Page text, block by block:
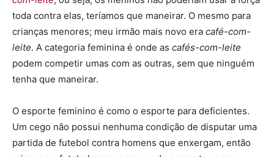
toda contra elas, teríamos que maneirar. O mesmo para
crianças menores; meu irmão mais novo era café-com-
leite. A categoria feminina é onde as cafés-com-leite
podem competir umas com as outras, sem que ninguém
tenha que maneirar.
O esporte feminino é como o esporte para deficientes.
Um cego não possui nenhuma condição de disputar uma
partida de futebol contra homens que enxergam, então